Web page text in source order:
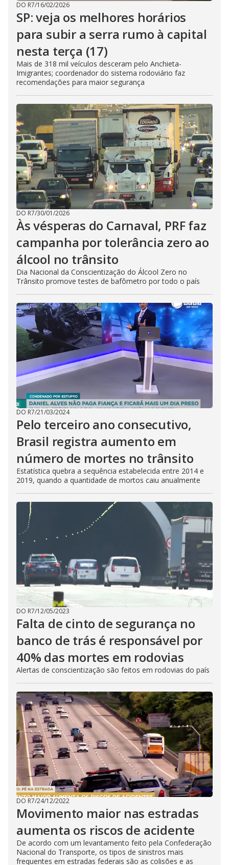
DO R7/16/02/2026
SP: veja os melhores horários
para subir a serra rumo à capital
nesta terça (17)
Mais de 318 mil veículos desceram pelo Anchieta-
Imigrantes; coordenador do sistema rodoviário faz
recomendações para maior segurança
DO R7/30/01/2026
Às vésperas do Carnaval, PRF faz
campanha por tolerância zero ao
álcool no trânsito
Dia Nacional da Conscientização do Álcool Zero no
Trânsito promove testes de bafômetro por todo o país
DO R7/21/03/2024
Pelo terceiro ano consecutivo,
Brasil registra aumento em
número de mortes no trânsito
Estatística quebra a sequência estabelecida entre 2014 e
2019, quando a quantidade de mortos caiu anualmente
DO R7/12/05/2023
Falta de cinto de segurança no
banco de trás é responsável por
40% das mortes em rodovias
Alertas de conscientização são feitos em rodovias do país
DO R7/24/12/2022
Movimento maior nas estradas
aumenta os riscos de acidente
De acordo com um levantamento feito pela Confederação
Nacional do Transporte, os tipos de sinistros mais
frequentes em estradas federais são as colisões e as